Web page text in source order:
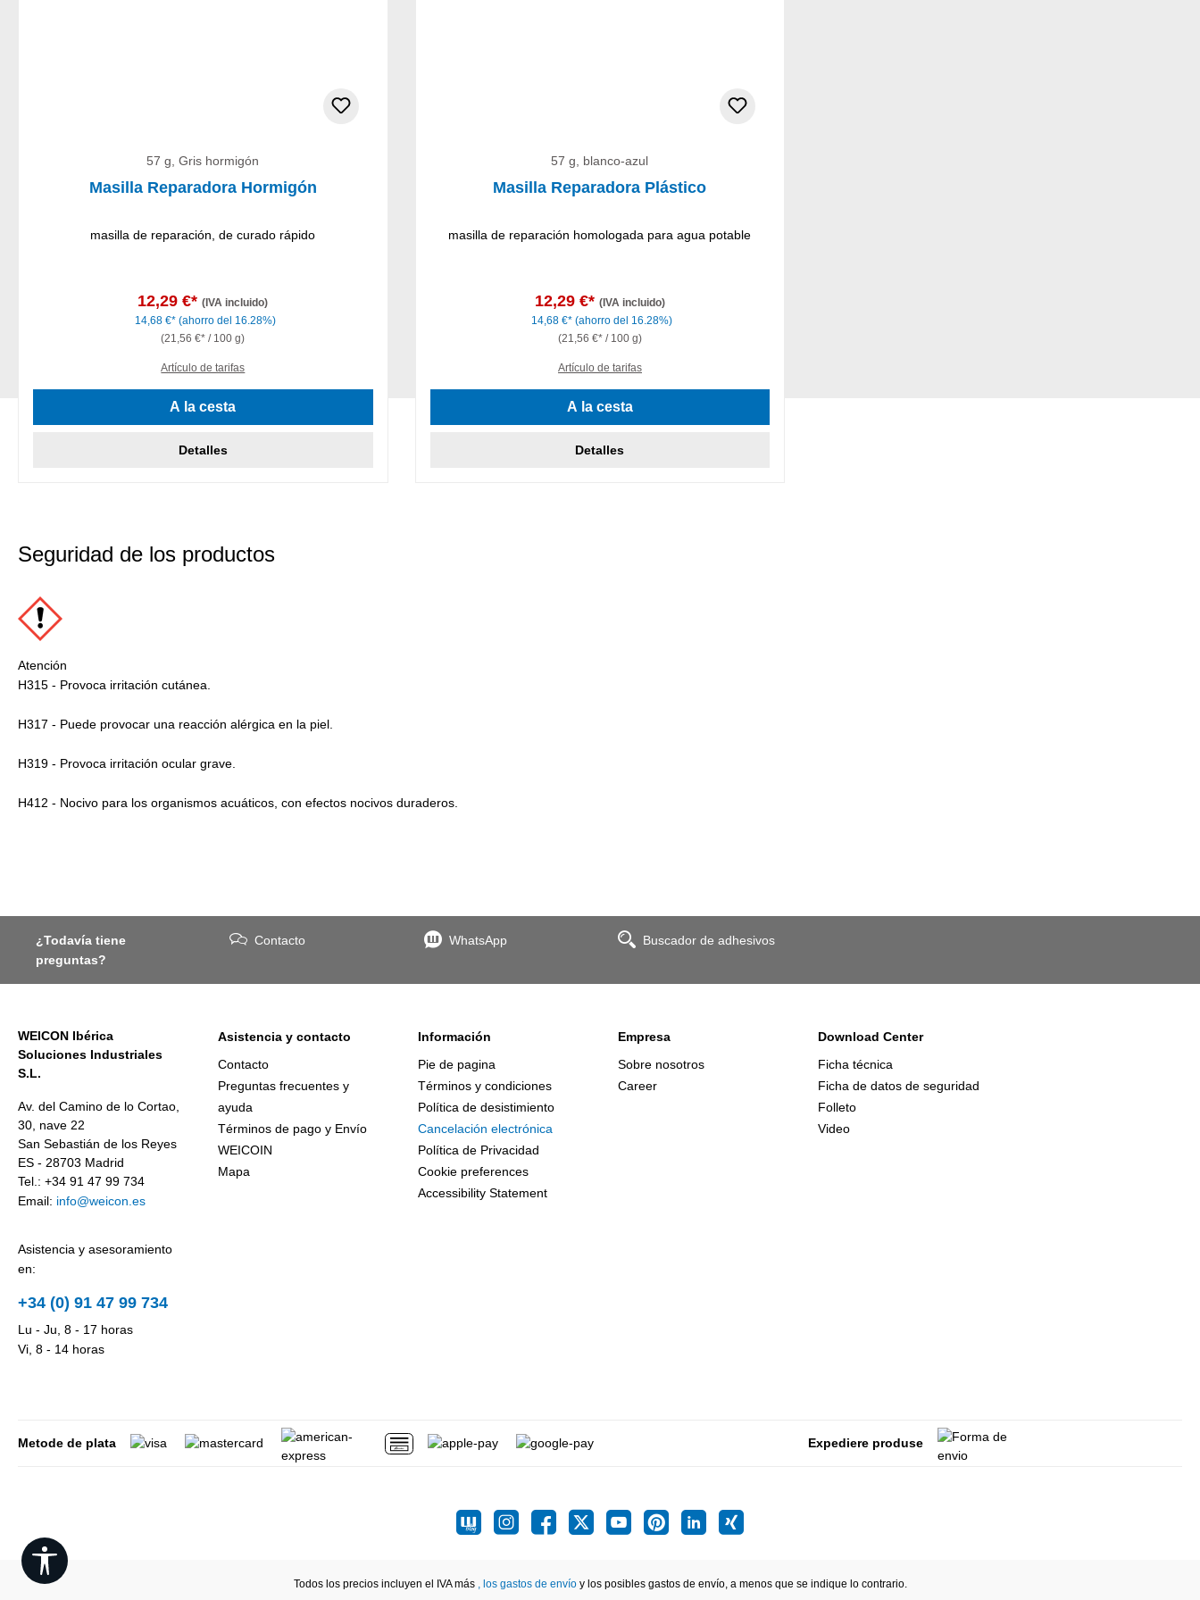
57 g, Gris hormigón
Masilla Reparadora Hormigón
masilla de reparación, de curado rápido
12,29 €*(IVA incluido)
14,68 €* (ahorro del 16.28%)
(21,56 €* / 100 g)
Artículo de tarifas
A la cesta
Detalles
57 g, blanco-azul
Masilla Reparadora Plástico
masilla de reparación homologada para agua potable
12,29 €* (IVA incluido)
14,68 €* (ahorro del 16.28%)
(21,56 €* / 100 g)
Artículo de tarifas
A la cesta
Detalles
Seguridad de los productos
Atención
H315 - Provoca irritación cutánea.
H317 - Puede provocar una reacción alérgica en la piel.
H319 - Provoca irritación ocular grave.
H412 - Nocivo para los organismos acuáticos, con efectos nocivos duraderos.
¿Todavía tiene
preguntas?
Contacto WhatsApp Buscador de adhesivos
WEICON Ibérica
Soluciones Industriales
S.L.
Av. del Camino de lo Cortao,
30, nave 22
San Sebastián de los Reyes
ES - 28703 Madrid
Tel.: +34 91 47 99 734
Email: info@weicon.es
Asistencia y asesoramiento
en:
+34 (0) 91 47 99 734
Lu - Ju, 8 - 17 horas
Vi, 8 - 14 horas
Asistencia y contacto
Contacto
Preguntas frecuentes y
ayuda
Términos de pago y Envío
WEICOIN
Mapa
Información
Pie de pagina
Términos y condiciones
Política de desistimiento
Cancelación electrónica
Política de Privacidad
Cookie preferences
Accessibility Statement
Empresa
Sobre nosotros
Career
Download Center
Ficha técnica
Ficha de datos de seguridad
Folleto
Video
Metode de plata Expediere produse
Todos los precios incluyen el IVA más , los gastos de envíoy los posibles gastos de envío, a menos que se indique lo contrario.
Show toolbar